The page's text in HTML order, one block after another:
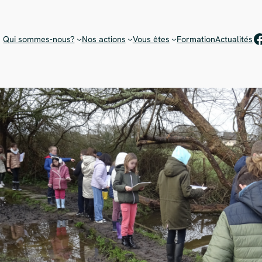
Qui sommes-nous? Nos actions Vous êtes FormationActualités